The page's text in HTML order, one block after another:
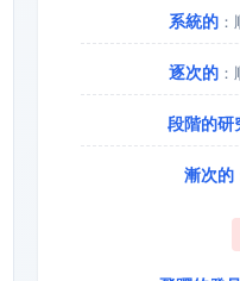
系統的：
逐次的：
段階的研
漸次的